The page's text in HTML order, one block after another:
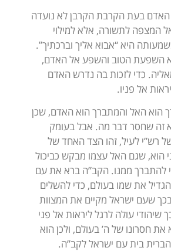
בעת הקרבת הקרבן לא נועדה
המצפה לתשורה, אלא למילוי
היא “אבוא אליך וברכתיך”.
השפעת הטוב והשפע אל האדם,
כדי לזכות בה נדרש האדם
אל פניו.
הוא האל והמתברך הוא האדם, שכן
זה שחסר דבר מה. אבל בעומק
של רש”י לעיל, זהו הצד האחד של
הוא, שגם האל עצמו מבקש כביכול
להתברך ממנו. הקב”ה ברא את עם
את שמו בעולם, כדי להשלים
שעם ישראל מקיים את המצוות
שיהודי עולה לרגל ליראות אל פני
את חסרונו של ה’ בעולם, ולכן הוא
הברית בית עם ישראל לקב”ה.